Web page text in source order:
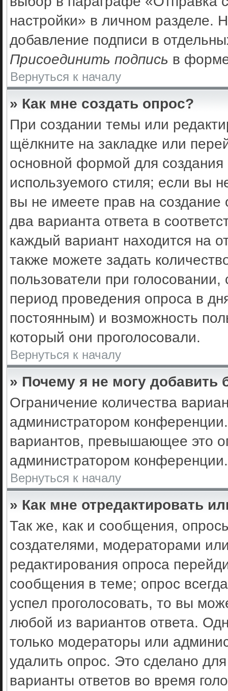
настройки» в личном разделе.
добавление подписи в
Присоединить подпись в
Вернуться к началу
» Как мне создать опрос?
При создании темы или
щёлкните на закладке или
основной формой для
используемого стиля; если вы
вы не имеете прав на
два варианта ответа в
каждый вариант находится на
также можете задать
пользователи при
период проведения опроса в
постоянным) и возможность
который они проголосовали.
Вернуться к началу
» Почему я не могу добавить
Ограничение количества
администратором
вариантов, превышающее это
администратором конференции.
Вернуться к началу
» Как мне отредактировать
Так же, как и сообщения,
создателями, модераторами
редактирования опроса
сообщения в теме; опрос
успел проголосовать, то вы
любой из вариантов ответа.
только модераторы или
удалить опрос. Это сделано
варианты ответов во время